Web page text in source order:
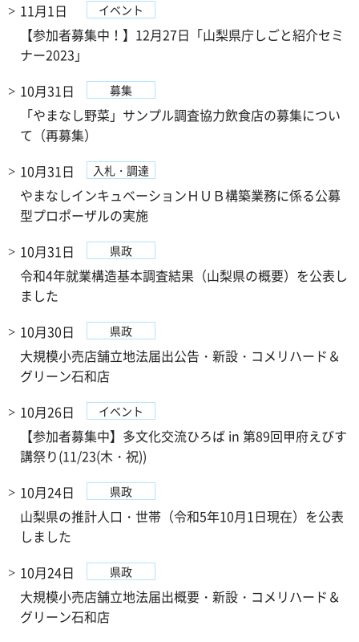
11月1日
イベント
【参加者募集中！】12月27日「山梨県庁しごと紹介セミ
ナー2023」
10月31日
募集
「やまなし野菜」サンプル調査協力飲食店の募集につい
て（再募集）
10月31日
入札・調達
やまなしインキュベーションＨＵＢ構築業務に係る公募
型プロポーザルの実施
10月31日
県政
令和4年就業構造基本調査結果（山梨県の概要）を公表し
ました
10月30日
県政
大規模小売店舗立地法届出公告・新設・コメリハード＆
グリーン石和店
10月26日
イベント
【参加者募集中】多文化交流ひろば in 第89回甲府えびす
講祭り(11/23(木・祝))
10月24日
県政
山梨県の推計人口・世帯（令和5年10月1日現在）を公表
しました
10月24日
県政
大規模小売店舗立地法届出概要・新設・コメリハード＆
グリーン石和店